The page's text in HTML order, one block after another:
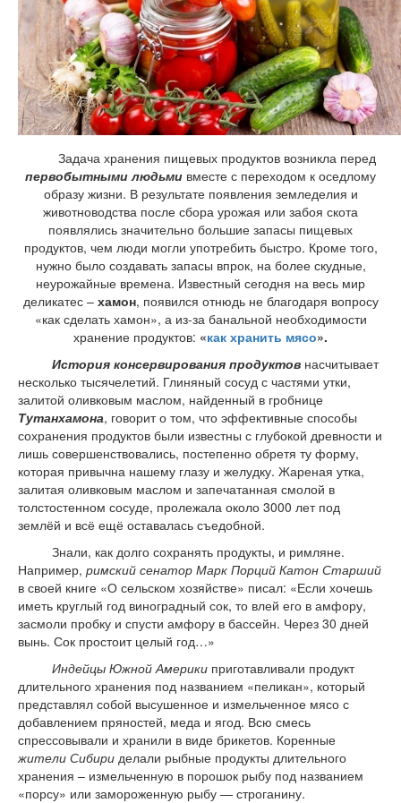
Задача хранения пищевых продуктов возникла перед
первобытными людьми вместе с переходом к оседлому
образу жизни. В результате появления земледелия и
животноводства после сбора урожая или забоя скота
появлялись значительно большие запасы пищевых
продуктов, чем люди могли употребить быстро. Кроме того,
нужно было создавать запасы впрок, на более скудные,
неурожайные времена. Известный сегодня на весь мир
деликатес – хамон, появился отнюдь не благодаря вопросу
«как сделать хамон», а из-за банальной необходимости
хранение продуктов: «как хранить мясо».
История консервирования продуктовнасчитывает
несколько тысячелетий. Глиняный сосуд с частями утки,
залитой оливковым маслом, найденный в гробнице
Тутанхамона, говорит о том, что эффективные способы
сохранения продуктов были известны с глубокой древности и
лишь совершенствовались, постепенно обретя ту форму,
которая привычна нашему глазу и желудку. Жареная утка,
залитая оливковым маслом и запечатанная смолой в
толстостенном сосуде, пролежала около 3000 лет под
землёй и всё ещё оставалась съедобной.
Знали, как долго сохранять продукты, и римляне.
Например, римский сенатор Марк Порций Катон Старший
в своей книге «О сельском хозяйстве» писал: «Если хочешь
иметь круглый год виноградный сок, то влей его в амфору,
засмоли пробку и спусти амфору в бассейн. Через 30 дней
вынь. Сок простоит целый год…»
Индейцы Южной Америкиприготавливали продукт
длительного хранения под названием «пеликан», который
представлял собой высушенное и измельченное мясо с
добавлением пряностей, меда и ягод. Всю смесь
спрессовывали и хранили в виде брикетов. Коренные
жители Сибири делали рыбные продукты длительного
хранения – измельченную в порошок рыбу под названием
«порсу» или замороженную рыбу — строганину.